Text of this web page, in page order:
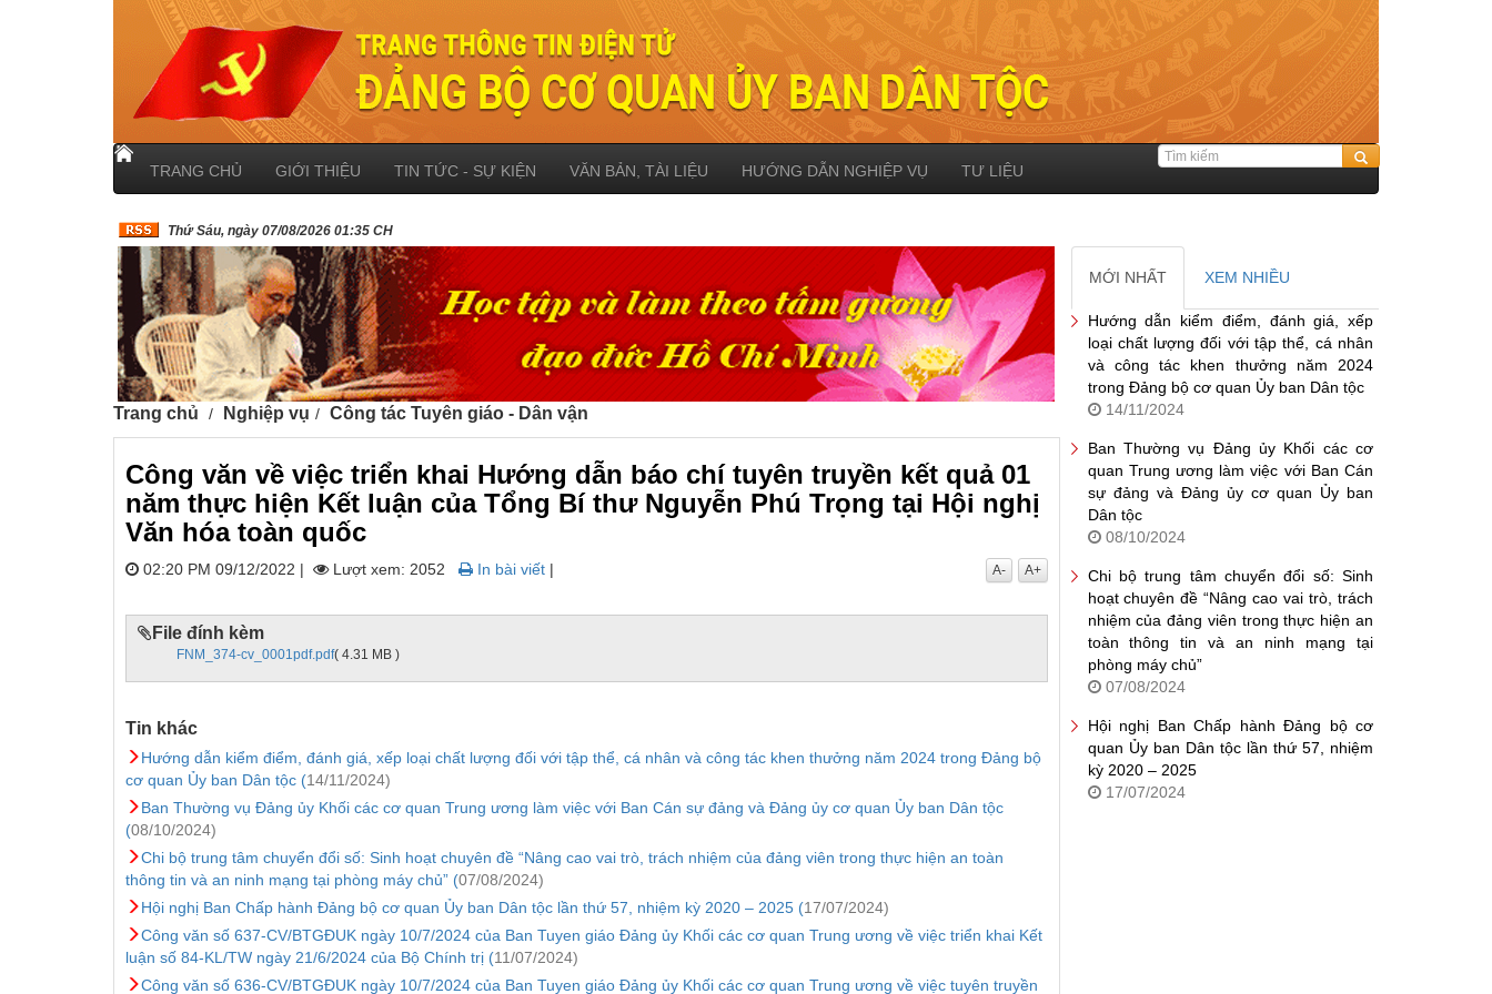
TRANG CHỦ GIỚI THIỆU TIN TỨC - SỰ KIỆN VĂN BẢN, TÀI LIỆU HƯỚNG DẪN NGHIỆP VỤ TƯ LIỆU
Thứ Sáu, ngày 07/08/2026 01:35 CH
Trang chủ Nghiệp vụ Công tác Tuyên giáo - Dân vận
Công văn về việc triển khai Hướng dẫn báo chí tuyên truyền kết quả 01
năm thực hiện Kết luận của Tổng Bí thư Nguyễn Phú Trọng tại Hội nghị
Văn hóa toàn quốc
02:20 PM 09/12/2022 | Lượt xem: 2052 In bài viết | A+
A-
File đính kèm
FNM_374-cv_0001pdf.pdf( 4.31 MB )
Tin khác
Hướng dẫn kiểm điểm, đánh giá, xếp loại chất lượng đối với tập thể, cá nhân và công tác khen thưởng năm 2024 trong Đảng bộ
cơ quan Ủy ban Dân tộc (14/11/2024)
Ban Thường vụ Đảng ủy Khối các cơ quan Trung ương làm việc với Ban Cán sự đảng và Đảng ủy cơ quan Ủy ban Dân tộc
(08/10/2024)
Chi bộ trung tâm chuyển đổi số: Sinh hoạt chuyên đề “Nâng cao vai trò, trách nhiệm của đảng viên trong thực hiện an toàn
thông tin và an ninh mạng tại phòng máy chủ” (07/08/2024)
Hội nghị Ban Chấp hành Đảng bộ cơ quan Ủy ban Dân tộc lần thứ 57, nhiệm kỳ 2020 – 2025 (17/07/2024)
Công văn số 637-CV/BTGĐUK ngày 10/7/2024 của Ban Tuyen giáo Đảng ủy Khối các cơ quan Trung ương về việc triển khai Kết
luận số 84-KL/TW ngày 21/6/2024 của Bộ Chính trị (11/07/2024)
Công văn số 636-CV/BTGĐUK ngày 10/7/2024 của Ban Tuyen giáo Đảng ủy Khối các cơ quan Trung ương về việc tuyên truyền
MỚI NHẤT XEM NHIỀU
Hướng dẫn kiểm điểm, đánh giá, xếp
loại chất lượng đối với tập thể, cá nhân
và công tác khen thưởng năm 2024
trong Đảng bộ cơ quan Ủy ban Dân tộc
14/11/2024
Ban Thường vụ Đảng ủy Khối các cơ
quan Trung ương làm việc với Ban Cán
sự đảng và Đảng ủy cơ quan Ủy ban
Dân tộc
08/10/2024
Chi bộ trung tâm chuyển đổi số: Sinh
hoạt chuyên đề “Nâng cao vai trò, trách
nhiệm của đảng viên trong thực hiện an
toàn thông tin và an ninh mạng tại
phòng máy chủ”
07/08/2024
Hội nghị Ban Chấp hành Đảng bộ cơ
quan Ủy ban Dân tộc lần thứ 57, nhiệm
kỳ 2020 – 2025
17/07/2024